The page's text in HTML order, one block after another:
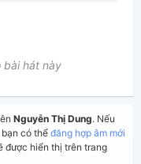
bài hát này
Nguyễn Thị Dung. Nếu
có thể đăng hợp âm mới
được hiển thị trên trang